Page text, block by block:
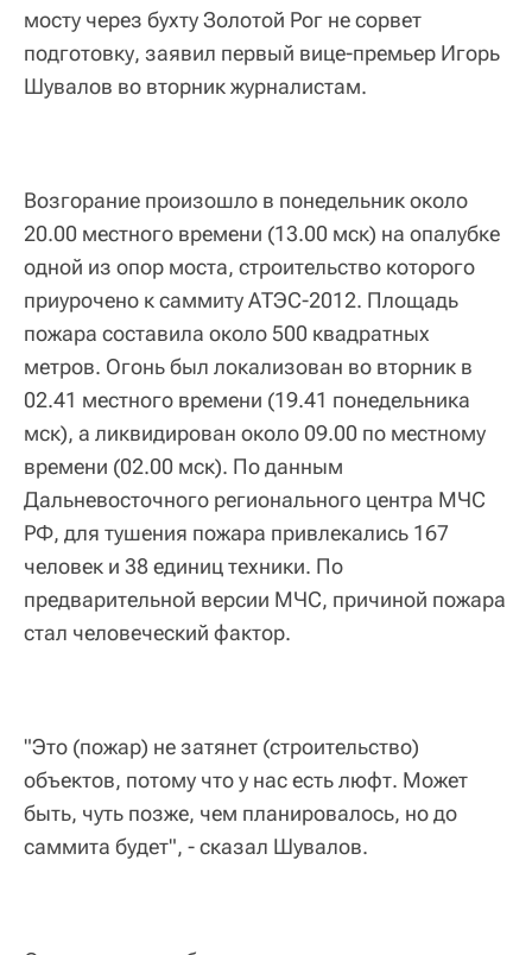
мосту через бухту Золотой Рог не сорвет
подготовку, заявил первый вице-премьер Игорь
Шувалов во вторник журналистам.
Возгорание произошло в понедельник около
20.00 местного времени (13.00 мск) на опалубке
одной из опор моста, строительство которого
приурочено к саммиту АТЭС-2012. Площадь
пожара составила около 500 квадратных
метров. Огонь был локализован во вторник в
02.41 местного времени (19.41 понедельника
мск), а ликвидирован около 09.00 по местному
времени (02.00 мск). По данным
Дальневосточного регионального центра МЧС
РФ, для тушения пожара привлекались 167
человек и 38 единиц техники. По
предварительной версии МЧС, причиной пожара
стал человеческий фактор.
"Это (пожар) не затянет (строительство)
объектов, потому что у нас есть люфт. Может
быть, чуть позже, чем планировалось, но до
саммита будет", - сказал Шувалов.